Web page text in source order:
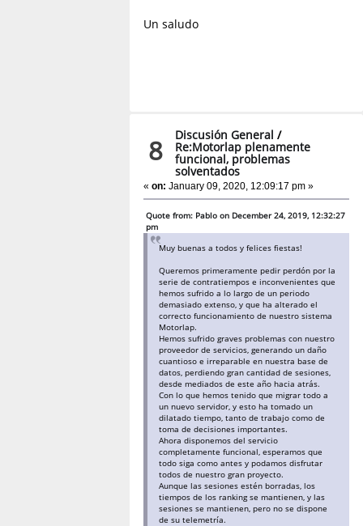
Un saludo
8 Discusión General /
Re:Motorlap plenamente
funcional, problemas
solventados
« on: January 09, 2020, 12:09:17 pm »
Quote from: Pablo on December 24, 2019, 12:32:27
pm
Muy buenas a todos y felices fiestas!
Queremos primeramente pedir perdón por la
serie de contratiempos e inconvenientes que
hemos sufrido a lo largo de un periodo
demasiado extenso, y que ha alterado el
correcto funcionamiento de nuestro sistema
Motorlap.
Hemos sufrido graves problemas con nuestro
proveedor de servicios, generando un daño
cuantioso e irreparable en nuestra base de
datos, perdiendo gran cantidad de sesiones,
desde mediados de este año hacia atrás.
Con lo que hemos tenido que migrar todo a
un nuevo servidor, y esto ha tomado un
dilatado tiempo, tanto de trabajo como de
toma de decisiones importantes.
Ahora disponemos del servicio
completamente funcional, esperamos que
todo siga como antes y podamos disfrutar
todos de nuestro gran proyecto.
Aunque las sesiones estén borradas, los
tiempos de los ranking se mantienen, y las
sesiones se mantienen, pero no se dispone
de su telemetría.